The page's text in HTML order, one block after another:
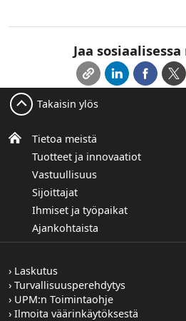
Jaa
Tietoa meistä
Tuotteet ja innovaatiot
Vastuullisuus
Sijoittajat
Ihmiset ja työpaikat
Ajankohtaista
Takaisin ylös
Laskutus
Turvallisuusperehdytys
UPM:n Toimintaohje
Ilmoita väärinkäytöksestä